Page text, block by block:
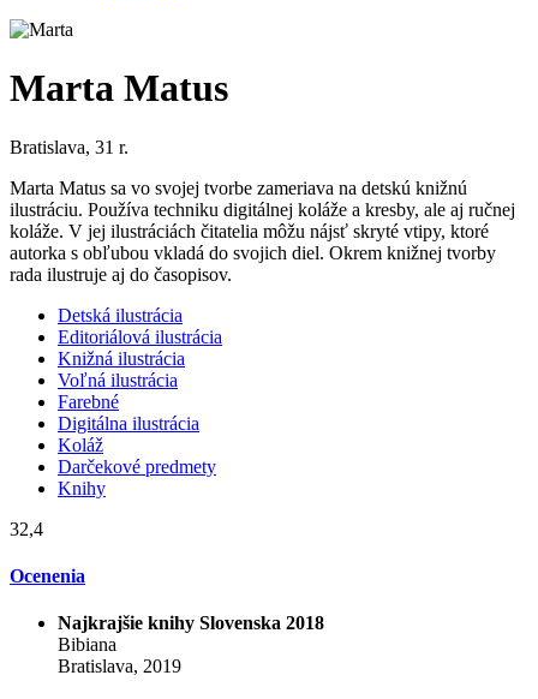
Marta Matus
Bratislava, 31 r.
Marta Matus sa vo svojej tvorbe zameriava na detskú knižnú
ilustráciu. Používa techniku digitálnej koláže a kresby, ale aj ručnej
koláže. V jej ilustráciách čitatelia môžu nájsť skryté vtipy, ktoré
autorka s obľubou vkladá do svojich diel. Okrem knižnej tvorby
rada ilustruje aj do časopisov.
Detská ilustrácia
Editoriálová ilustrácia
Knižná ilustrácia
Voľná ilustrácia
Farebné
Digitálna ilustrácia
Koláž
Darčekové predmety
Knihy
32,4
Ocenenia
Najkrajšie knihy Slovenska 2018
Bibiana
Bratislava, 2019